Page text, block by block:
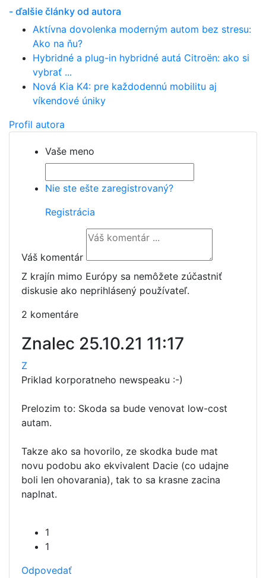
- ďalšie články od autora
Aktívna dovolenka moderným autom bez stresu:
Ako na ňu?
Hybridné a plug-in hybridné autá Citroën: ako si
vybrať ...
Nová Kia K4: pre každodennú mobilitu aj
víkendové úniky
Profil autora
Vaše meno
Nie ste ešte zaregistrovaný?
Registrácia
Váš komentár
Z krajín mimo Európy sa nemôžete zúčastniť
diskusie ako neprihlásený používateľ.
2 komentáre
Znalec 25.10.21 11:17
Z
Priklad korporatneho newspeaku :-)
Prelozim to: Skoda sa bude venovat low-cost
autam.
Takze ako sa hovorilo, ze skodka bude mat
novu podobu ako ekvivalent Dacie (co udajne
boli len ohovarania), tak to sa krasne zacina
naplnat.
1
1
Odpovedať